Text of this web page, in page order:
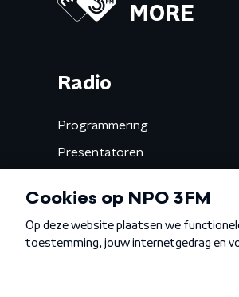
MORE
Radio
Programmering
Presentatoren
Gemist
Algemene voorwaarden